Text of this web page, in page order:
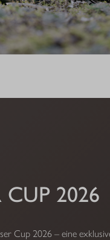
CUP 2026
Cup 2026 – eine